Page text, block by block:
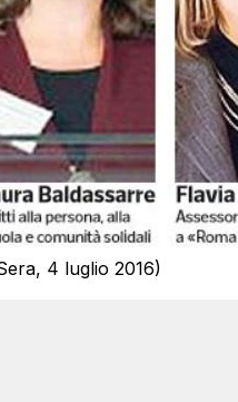
4 luglio 2016)